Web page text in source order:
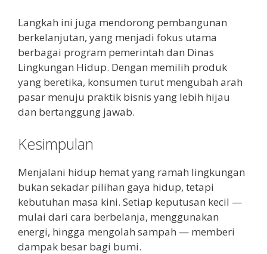
Langkah ini juga mendorong pembangunan
berkelanjutan, yang menjadi fokus utama
berbagai program pemerintah dan Dinas
Lingkungan Hidup. Dengan memilih produk
yang beretika, konsumen turut mengubah arah
pasar menuju praktik bisnis yang lebih hijau
dan bertanggung jawab.
Kesimpulan
Menjalani hidup hemat yang ramah lingkungan
bukan sekadar pilihan gaya hidup, tetapi
kebutuhan masa kini. Setiap keputusan kecil —
mulai dari cara berbelanja, menggunakan
energi, hingga mengolah sampah — memberi
dampak besar bagi bumi.